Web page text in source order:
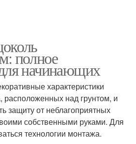
полное
начинающих
характеристики
расположенных над грунтом, и
защиту от неблагоприятных
собственными руками. Для
технологии монтажа.